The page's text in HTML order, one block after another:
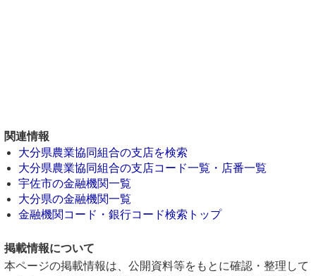
関連情報
大分県農業協同組合の支店を検索
大分県農業協同組合の支店コード一覧・店番一覧
宇佐市の金融機関一覧
大分県の金融機関一覧
金融機関コード・銀行コード検索トップ
掲載情報について
本ページの掲載情報は、公開資料等をもとに確認・整理して